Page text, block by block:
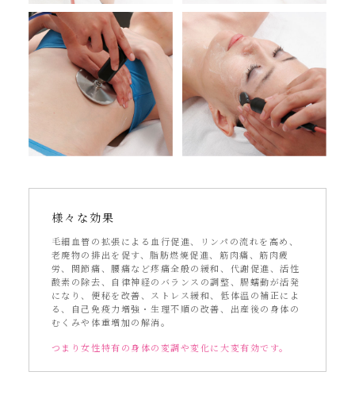
様々な効果
毛細血管の拡張による血行促進、リンパの流れを高め、
老廃物の排出を促す、脂肪燃焼促進、筋肉痛、筋肉疲
労、関節痛、腰痛など疼痛全般の緩和、代謝促進、活性
酸素の除去、自律神経のバランスの調整、腸蠕動が活発
になり、便秘を改善、ストレス緩和、低体温の補正によ
る、自己免疫力増強・生理不順の改善、出産後の身体の
むくみや体重増加の解消。
つまり女性特有の身体の変調や変化に大変有効です。